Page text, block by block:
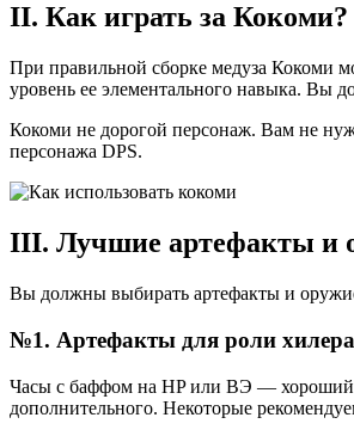
II. Как играть за Кокоми?
При правильной сборке медуза Кокоми
уровень ее элементального навыка. Вы
Кокоми не дорогой персонаж. Вам не
персонажа DPS.
III. Лучшие артефакты и
Вы должны выбирать артефакты и
№1. Артефакты для роли хилера
Часы с баффом на HP или ВЭ — хороший
дополнительного. Некоторые